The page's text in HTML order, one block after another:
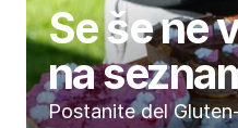
Se še ne
na
Postanite del